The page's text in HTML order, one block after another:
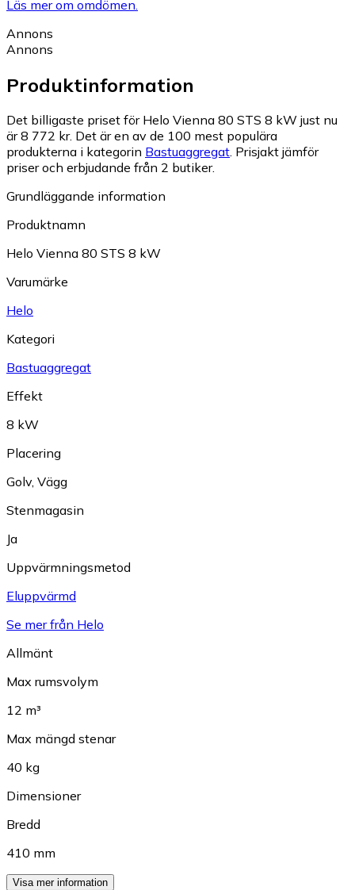
Läs mer om omdömen.
Annons
Annons
Produktinformation
Det billigaste priset för Helo Vienna 80 STS 8 kW just nu
är 8 772 kr. Det är en av de 100 mest populära
produkterna i kategorin Bastuaggregat. Prisjakt jämför
priser och erbjudande från 2 butiker.
Grundläggande information
Produktnamn
Helo Vienna 80 STS 8 kW
Varumärke
Helo
Kategori
Bastuaggregat
Effekt
8 kW
Placering
Golv, Vägg
Stenmagasin
Ja
Uppvärmningsmetod
Eluppvärmd
Se mer från Helo
Allmänt
Max rumsvolym
12 m³
Max mängd stenar
40 kg
Dimensioner
Bredd
410 mm
Visa mer information